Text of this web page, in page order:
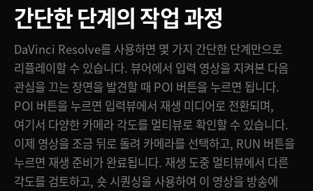
간단한 단계의 작업 과정
DaVinci Resolve를 사용하면 몇 가지 간단한 단계만으로
리플레이할 수 있습니다. 뷰어에서 입력 영상을 지켜본 다음
관심을 끄는 장면을 발견할 때 POI 버튼을 누르면 됩니다.
POI 버튼을 누르면 입력뷰에서 재생 미디어로 전환되며,
여기서 다양한 카메라 각도를 멀티뷰로 확인할 수 있습니다.
이제 영상을 조금 뒤로 돌려 카메라를 선택하고, RUN 버튼을
누르면 재생 준비가 완료됩니다. 재생 도중 멀티뷰에서 다른
각도를 검토하고, 숏 시퀀싱을 사용하여 이 영상을 방송에